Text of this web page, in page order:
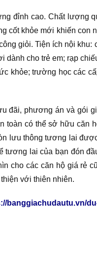
đỉnh cao. Chất lượng
cốt khỏe mới khiến con
giỏi. Tiện ích nội khu:
cho trẻ em; rạp
khỏe; trường học các
đãi, phương án và gói
toàn có thể sở hữu căn
lưu thông tương lai
lai của bạn đón
cho các căn hộ giá rẻ
với thiên nhiên.
banggiachudautu.vn/